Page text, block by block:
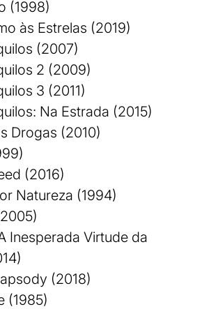
(1998)
às Estrelas (2019)
(2007)
2 (2009)
3 (2011)
Na Estrada (2015)
Drogas (2010)
(2016)
Natureza (1994)
Inesperada Virtude da
(2018)
(1985)